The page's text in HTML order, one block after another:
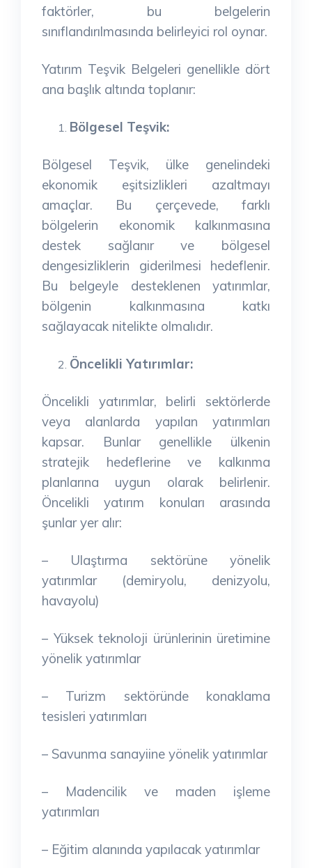
faktörler, bu belgelerin
sınıflandırılmasında belirleyici rol oynar.
Yatırım Teşvik Belgeleri genellikle dört
ana başlık altında toplanır:
Bölgesel Teşvik:
Bölgesel Teşvik, ülke genelindeki
ekonomik eşitsizlikleri azaltmayı
amaçlar. Bu çerçevede, farklı
bölgelerin ekonomik kalkınmasına
destek sağlanır ve bölgesel
dengesizliklerin giderilmesi hedeflenir.
Bu belgeyle desteklenen yatırımlar,
bölgenin kalkınmasına katkı
sağlayacak nitelikte olmalıdır.
Öncelikli Yatırımlar:
Öncelikli yatırımlar, belirli sektörlerde
veya alanlarda yapılan yatırımları
kapsar. Bunlar genellikle ülkenin
stratejik hedeflerine ve kalkınma
planlarına uygun olarak belirlenir.
Öncelikli yatırım konuları arasında
şunlar yer alır:
– Ulaştırma sektörüne yönelik
yatırımlar (demiryolu, denizyolu,
havayolu)
– Yüksek teknoloji ürünlerinin üretimine
yönelik yatırımlar
– Turizm sektöründe konaklama
tesisleri yatırımları
– Savunma sanayiine yönelik yatırımlar
– Madencilik ve maden işleme
yatırımları
– Eğitim alanında yapılacak yatırımlar